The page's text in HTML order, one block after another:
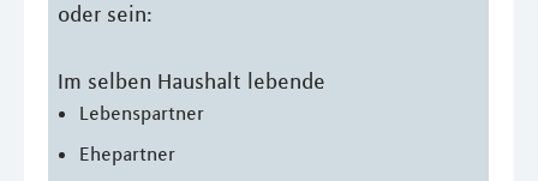
oder sein:
Im selben Haushalt lebende
Lebenspartner
Ehepartner